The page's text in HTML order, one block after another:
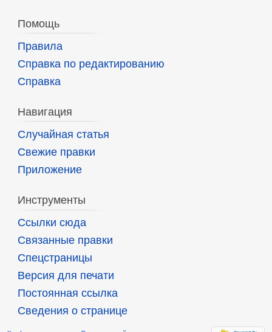
Помощь
Правила
Справка по редактированию
Справка
Навигация
Случайная статья
Свежие правки
Приложение
Инструменты
Ссылки сюда
Связанные правки
Спецстраницы
Версия для печати
Постоянная ссылка
Сведения о странице